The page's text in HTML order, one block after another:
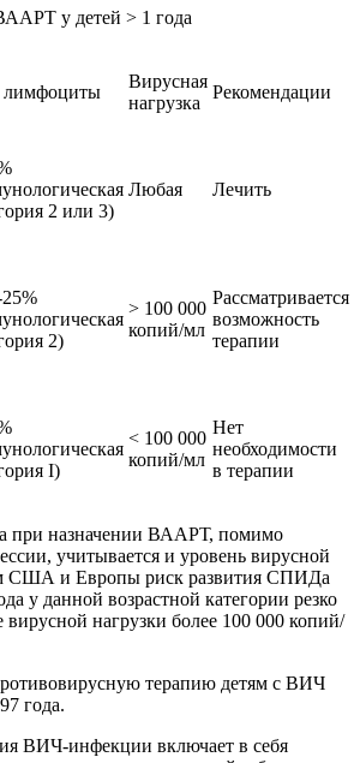
у детей > 1 года
Вирусная
нагрузка
Рекомендации
2 или 3)
Любая Лечить
2)
> 100 000
копий/мл
Рассматривается
возможность
терапии
I)
< 100 000
копий/мл
Нет
необходимости
в терапии
при назначении ВААРТ, помимо
учитывается и уровень вирусной
США и Европы риск развития СПИДа
у данной возрастной категории резко
вирусной нагрузки более 100 000 копий/
терапию детям с ВИЧ
года.
ВИЧ-инфекции включает в себя